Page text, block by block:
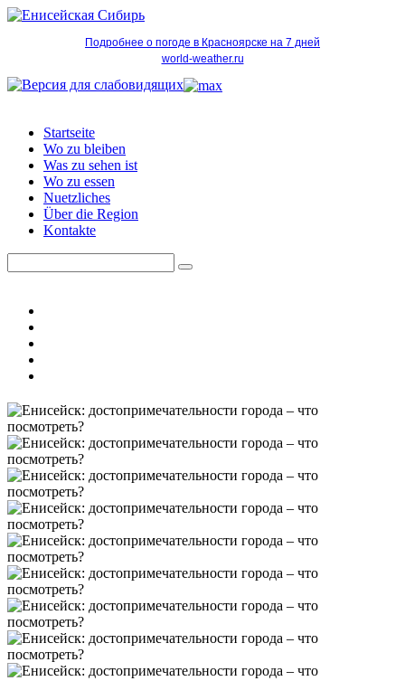
Подробнее о погоде в Красноярске на 7 дней
world-weather.ru
Startseite
Wo zu bleiben
Was zu sehen ist
Wo zu essen
Nuetzliches
Über die Region
Kontakte